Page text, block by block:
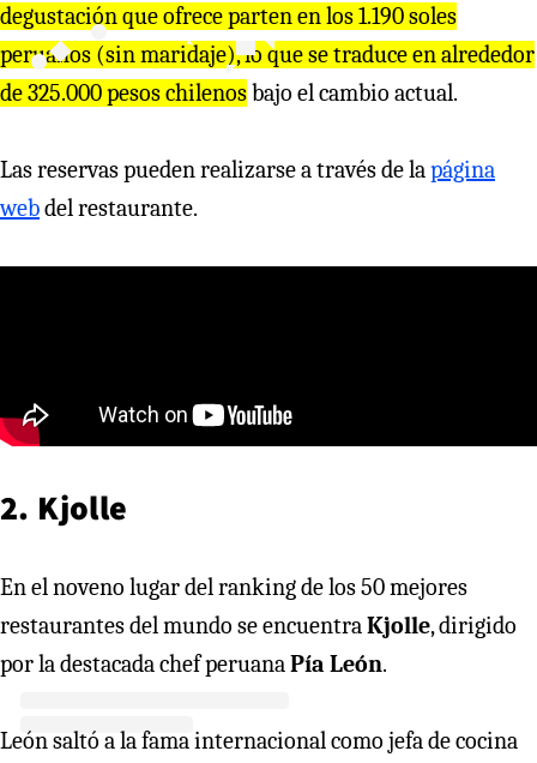
degustación que ofrece parten en los 1.190 soles
peruanos (sin maridaje), lo que se traduce en alrededor
de 325.000 pesos chilenosbajo el cambio actual.
Las reservas pueden realizarse a través de lapágina
webdel restaurante.
2. Kjolle
En el noveno lugar del ranking de los 50 mejores
restaurantes del mundo se encuentraKjolle, dirigido
por la destacada chef peruanaPía León.
León saltó a la fama internacional como jefa de cocina